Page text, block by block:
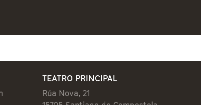
TEATRO PRINCIPAL
Rúa Nova, 21